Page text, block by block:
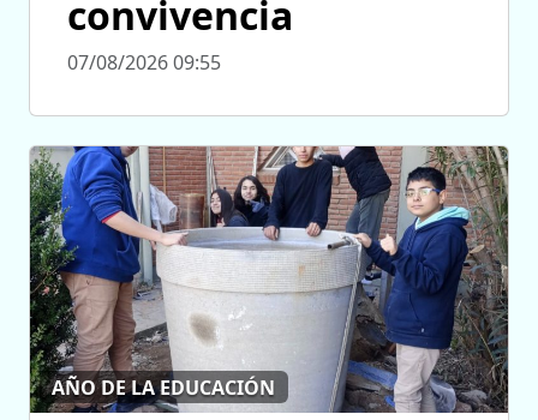
convivencia
07/08/2026 09:55
AÑO DE LA EDUCACIÓN